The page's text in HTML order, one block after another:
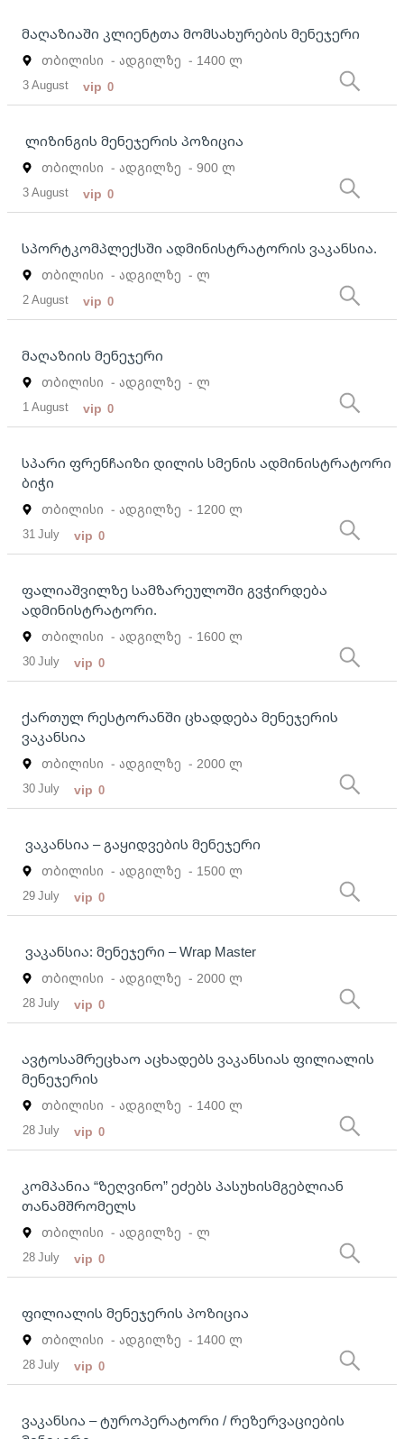
მაღაზიაში კლიენტთა მომსახურების მენეჯერი
თბილისი - ადგილზე - 1400 ლ
3 August vip 0
ლიზინგის მენეჯერის პოზიცია
თბილისი - ადგილზე - 900 ლ
3 August vip 0
სპორტკომპლექსში ადმინისტრატორის ვაკანსია.
თბილისი - ადგილზე - ლ
2 August vip 0
მაღაზიის მენეჯერი
თბილისი - ადგილზე - ლ
1 August vip 0
სპარი ფრენჩაიზი დილის სმენის ადმინისტრატორი
ბიჭი
თბილისი - ადგილზე - 1200 ლ
31 July vip 0
ფალიაშვილზე სამზარეულოში გვჭირდება
ადმინისტრატორი.
თბილისი - ადგილზე - 1600 ლ
30 July vip 0
ქართულ რესტორანში ცხადდება მენეჯერის
ვაკანსია
თბილისი - ადგილზე - 2000 ლ
30 July vip 0
ვაკანსია – გაყიდვების მენეჯერი
თბილისი - ადგილზე - 1500 ლ
29 July vip 0
ვაკანსია: მენეჯერი – Wrap Master
თბილისი - ადგილზე - 2000 ლ
28 July vip 0
ავტოსამრეცხაო აცხადებს ვაკანსიას ფილიალის
მენეჯერის
თბილისი - ადგილზე - 1400 ლ
28 July vip 0
კომპანია “ზეღვინო” ეძებს პასუხისმგებლიან
თანამშრომელს
თბილისი - ადგილზე - ლ
28 July vip 0
ფილიალის მენეჯერის პოზიცია
თბილისი - ადგილზე - 1400 ლ
28 July vip 0
ვაკანსია – ტუროპერატორი / რეზერვაციების